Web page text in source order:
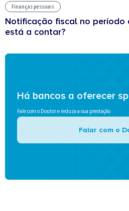
Finanças pessoais
Notificação fiscal no período
está a contar?
Há bancos a oferecer
Fale com o Doutor e reduza a sua prestação
Falar com o